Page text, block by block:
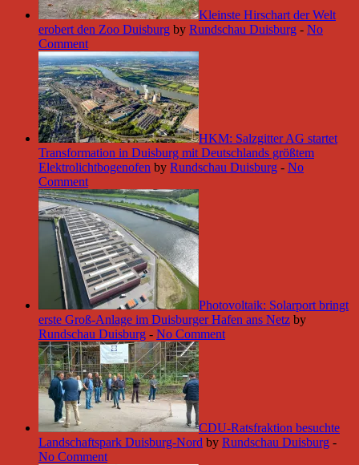
Kleinste Hirschart der Welt
erobert den Zoo Duisburg by Rundschau Duisburg - No
Comment
HKM: Salzgitter AG startet
Transformation in Duisburg mit Deutschlands größtem
Elektrolichtbogenofen by Rundschau Duisburg - No
Comment
Photovoltaik: Solarport bringt
erste Groß-Anlage im Duisburger Hafen ans Netz by
Rundschau Duisburg - No Comment
CDU-Ratsfraktion besuchte
Landschaftspark Duisburg-Nord by Rundschau Duisburg -
No Comment